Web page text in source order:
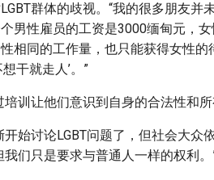
群体的歧视。“我的很多朋友并
男性雇员的工资是3000缅甸元，
相同的工作量，也只能获得女性
干就走人’。”
训让他们意识到自身的合法性和所
始讨论LGBT问题了，但社会大众
们只是要求与普通人一样的权利。